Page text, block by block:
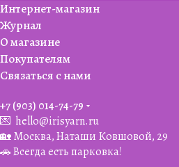
Интернет-магазин
Журнал
О магазине
Покупателям
Связаться с нами
+7 (903) 014-74-79‬
💌 hello@irisyarn.ru
🏡 Москва, Наташи Ковшовой, 29
🚗 Всегда есть парковка!